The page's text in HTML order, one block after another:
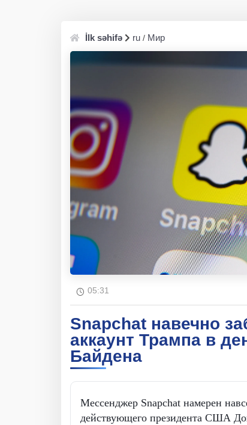
İlk səhifə ru / Мир
05:31
Snapchat навечно
аккаунт Трампа в
Байдена
Мессенджер Snapchat намерен
действующего президента США